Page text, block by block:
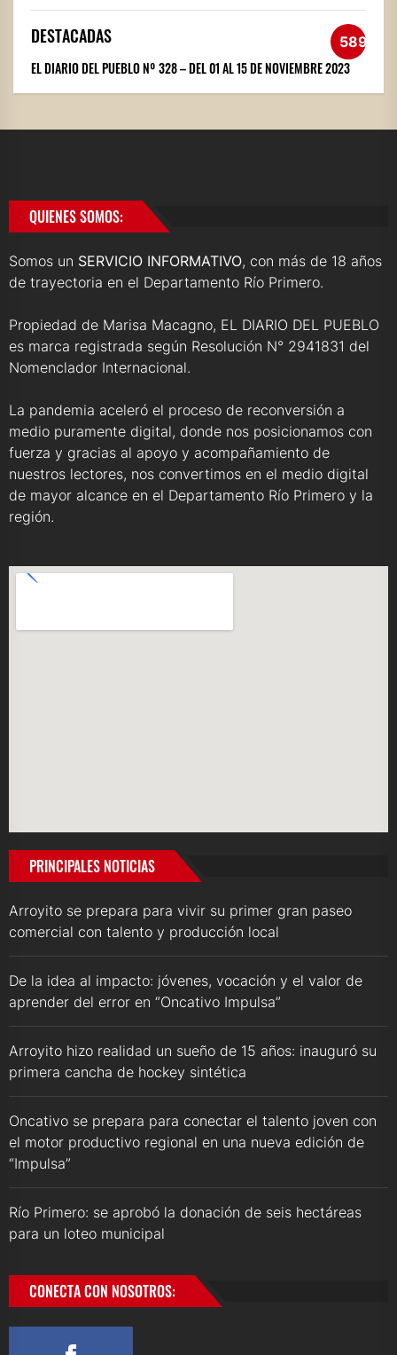
DESTACADAS 589
EL DIARIO DEL PUEBLO Nº 328 – DEL 01 AL 15 DE NOVIEMBRE 2023
QUIENES SOMOS:
Somos un SERVICIO INFORMATIVO, con más de 18 años
de trayectoria en el Departamento Río Primero.
Propiedad de Marisa Macagno, EL DIARIO DEL PUEBLO
es marca registrada según Resolución N° 2941831 del
Nomenclador Internacional.
La pandemia aceleró el proceso de reconversión a
medio puramente digital, donde nos posicionamos con
fuerza y gracias al apoyo y acompañamiento de
nuestros lectores, nos convertimos en el medio digital
de mayor alcance en el Departamento Río Primero y la
región.
PRINCIPALES NOTICIAS
Arroyito se prepara para vivir su primer gran paseo
comercial con talento y producción local
De la idea al impacto: jóvenes, vocación y el valor de
aprender del error en “Oncativo Impulsa”
Arroyito hizo realidad un sueño de 15 años: inauguró su
primera cancha de hockey sintética
Oncativo se prepara para conectar el talento joven con
el motor productivo regional en una nueva edición de
“Impulsa”
Río Primero: se aprobó la donación de seis hectáreas
para un loteo municipal
CONECTA CON NOSOTROS: